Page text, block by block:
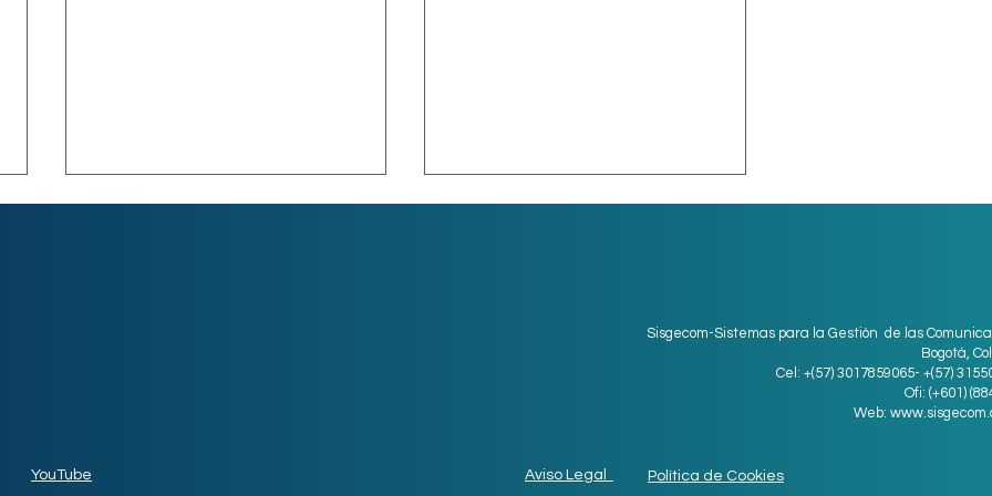
Sisgecom-Sistemas para la Gestión de las
Bogotá,
Cel: +(57) 3017859065- +(57)
Ofi: (+601)
Web:
YouTube Aviso Legal Política de Cookies